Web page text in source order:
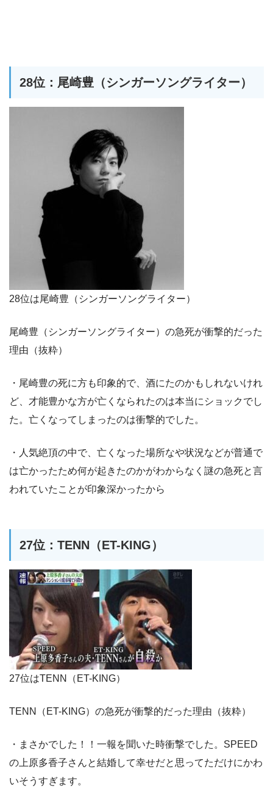
28位：尾崎豊（シンガーソングライター）
28位は尾崎豊（シンガーソングライター）
尾崎豊（シンガーソングライター）の急死が衝撃的だった
理由（抜粋）
・尾崎豊の死に方も印象的で、酒にたのかもしれないけれ
ど、才能豊かな方が亡くなられたのは本当にショックでし
た。亡くなってしまったのは衝撃的でした。
・人気絶頂の中で、亡くなった場所なや状況などが普通で
は亡かったため何が起きたのかがわからなく謎の急死と言
われていたことが印象深かったから
27位：TENN（ET-KING）
27位はTENN（ET-KING）
TENN（ET-KING）の急死が衝撃的だった理由（抜粋）
・まさかでした！！一報を聞いた時衝撃でした。SPEED
の上原多香子さんと結婚して幸せだと思ってただけにかわ
いそうすぎます。